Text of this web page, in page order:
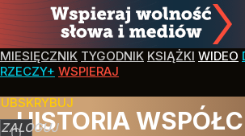
MIESIĘCZNIK TYGODNIK KSIĄŻKI WIDEO
RZECZY+ WSPIERAJ
ZALOGUJ
HISTORIA